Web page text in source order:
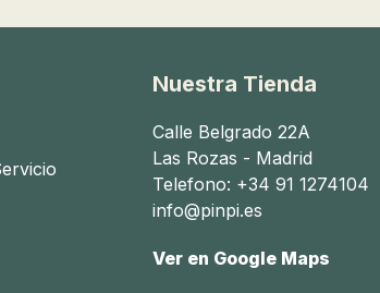
Nuestra Tienda
Calle Belgrado 22A
Las Rozas - Madrid
Telefono: +34 91 1274104
info@pinpi.es
Ver en Google Maps